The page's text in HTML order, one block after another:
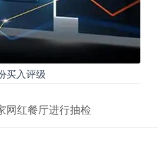
买入评级
网红餐厅进行抽检